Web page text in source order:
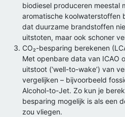
biodiesel produceren meestal
aromatische koolwaterstoffen
dat duurzame brandstoffen
uitstoten, maar ook schoner
CO₂-besparing berekenen
Met openbare data van ICAO
uitstoot (‘well-to-wake’) van
vergelijken – bijvoorbeeld
Alcohol-to-Jet. Zo kun je
besparing mogelijk is als een
zou vliegen.